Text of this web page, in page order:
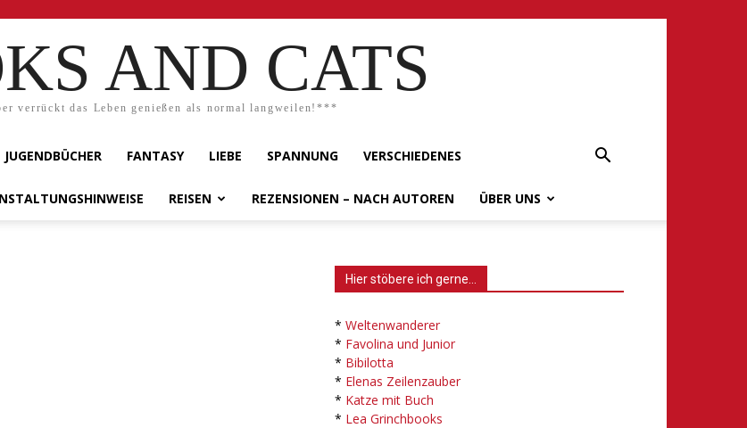
AND CATS
verrückt das Leben genießen als normal langweilen!***
JUGENDBÜCHER FANTASY LIEBE SPANNUNG VERSCHIEDENES
REISEN REZENSIONEN – NACH AUTOREN ÜBER UNS
Hier stöbere ich gerne…
* Weltenwanderer
* Favolina und Junior
* Bibilotta
* Elenas Zeilenzauber
* Katze mit Buch
* Lea Grinchbooks